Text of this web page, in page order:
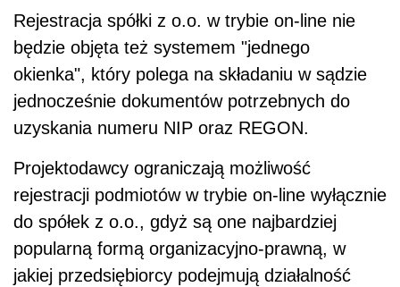
Rejestracja spółki z o.o. w trybie on-line nie
będzie objęta też systemem "jednego
okienka", który polega na składaniu w sądzie
jednocześnie dokumentów potrzebnych do
uzyskania numeru NIP oraz REGON.
Projektodawcy ograniczają możliwość
rejestracji podmiotów w trybie on-line wyłącznie
do spółek z o.o., gdyż są one najbardziej
popularną formą organizacyjno-prawną, w
jakiej przedsiębiorcy podejmują działalność